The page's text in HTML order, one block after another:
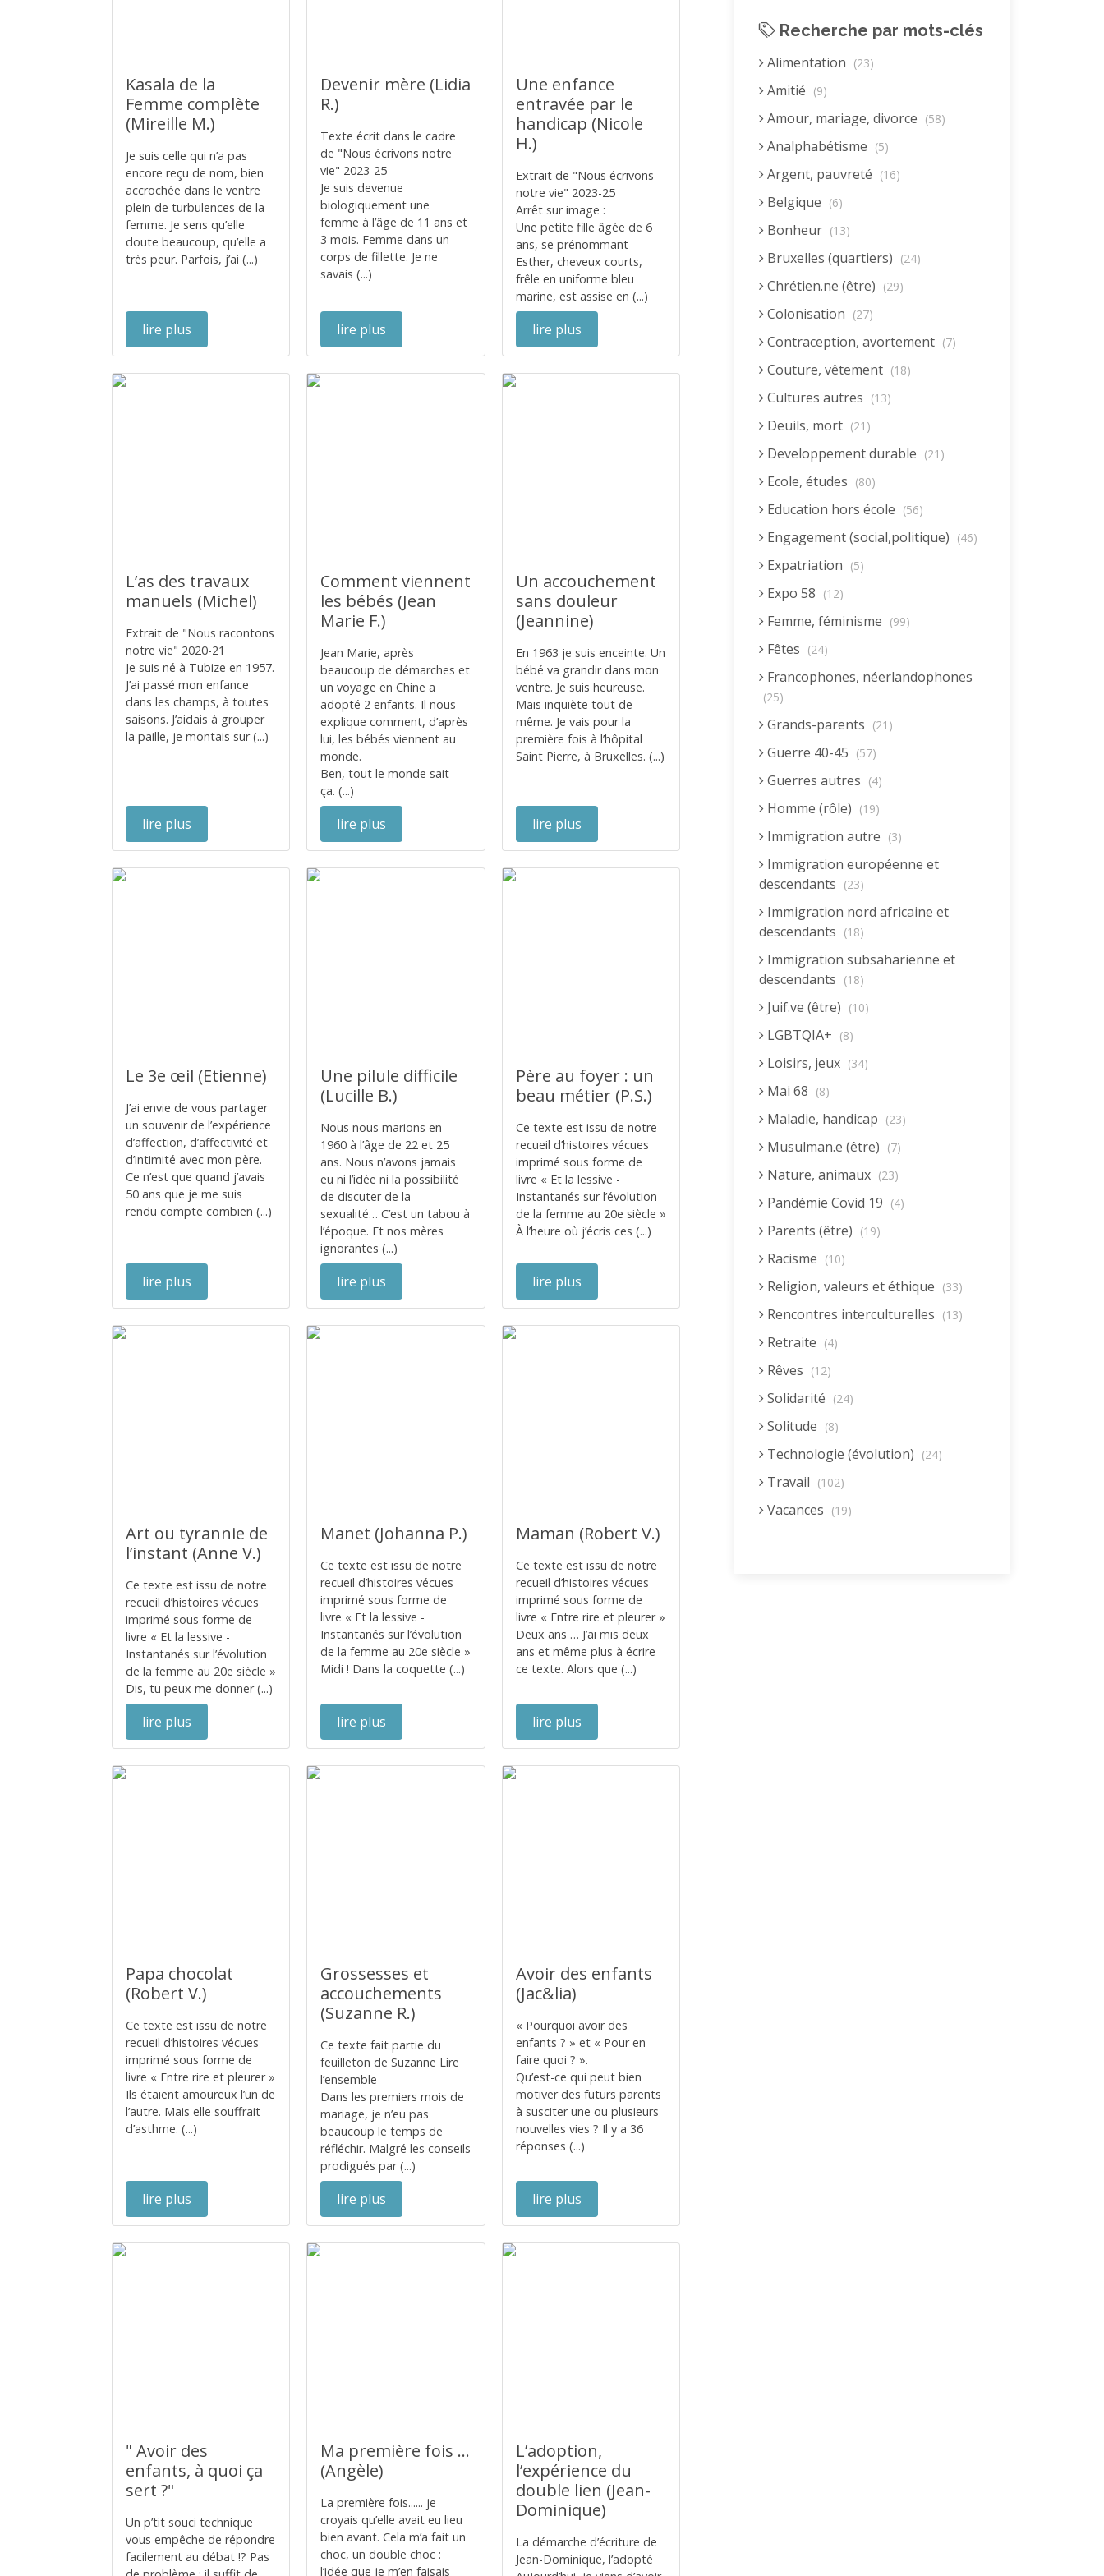
Kasala de la
Femme complète
(Mireille M.)
Je suis celle qui n’a pas
encore reçu de nom, bien
accrochée dans le ventre
plein de turbulences de la
femme. Je sens qu’elle
doute beaucoup, qu’elle a
très peur. Parfois, j’ai (...)
lire plus
Devenir mère (Lidia
R.)
Texte écrit dans le cadre
de "Nous écrivons notre
vie" 2023-25
Je suis devenue
biologiquement une
femme à l’âge de 11 ans et
3 mois. Femme dans un
corps de fillette. Je ne
savais (...)
lire plus
Une enfance
entravée par le
handicap (Nicole
H.)
Extrait de "Nous écrivons
notre vie" 2023-25
Arrêt sur image :
Une petite fille âgée de 6
ans, se prénommant
Esther, cheveux courts,
frêle en uniforme bleu
marine, est assise en (...)
lire plus
L’as des travaux
manuels (Michel)
Extrait de "Nous racontons
notre vie" 2020-21
Je suis né à Tubize en 1957.
J’ai passé mon enfance
dans les champs, à toutes
saisons. J’aidais à grouper
la paille, je montais sur (...)
lire plus
Comment viennent
les bébés (Jean
Marie F.)
Jean Marie, après
beaucoup de démarches et
un voyage en Chine a
adopté 2 enfants. Il nous
explique comment, d’après
lui, les bébés viennent au
monde.
Ben, tout le monde sait
ça. (...)
lire plus
Un accouchement
sans douleur
(Jeannine)
En 1963 je suis enceinte. Un
bébé va grandir dans mon
ventre. Je suis heureuse.
Mais inquiète tout de
même. Je vais pour la
première fois à l’hôpital
Saint Pierre, à Bruxelles. (...)
lire plus
Le 3e œil (Etienne)
J’ai envie de vous partager
un souvenir de l’expérience
d’affection, d’affectivité et
d’intimité avec mon père.
Ce n’est que quand j’avais
50 ans que je me suis
rendu compte combien (...)
lire plus
Une pilule difficile
(Lucille B.)
Nous nous marions en
1960 à l’âge de 22 et 25
ans. Nous n’avons jamais
eu ni l’idée ni la possibilité
de discuter de la
sexualité… C’est un tabou à
l’époque. Et nos mères
ignorantes (...)
lire plus
Père au foyer : un
beau métier (P.S.)
Ce texte est issu de notre
recueil d’histoires vécues
imprimé sous forme de
livre « Et la lessive -
Instantanés sur l’évolution
de la femme au 20e siècle »
À l’heure où j’écris ces (...)
lire plus
Art ou tyrannie de
l’instant (Anne V.)
Ce texte est issu de notre
recueil d’histoires vécues
imprimé sous forme de
livre « Et la lessive -
Instantanés sur l’évolution
de la femme au 20e siècle »
Dis, tu peux me donner (...)
lire plus
Manet (Johanna P.)
Ce texte est issu de notre
recueil d’histoires vécues
imprimé sous forme de
livre « Et la lessive -
Instantanés sur l’évolution
de la femme au 20e siècle »
Midi ! Dans la coquette (...)
lire plus
Maman (Robert V.)
Ce texte est issu de notre
recueil d’histoires vécues
imprimé sous forme de
livre « Entre rire et pleurer »
Deux ans … J’ai mis deux
ans et même plus à écrire
ce texte. Alors que (...)
lire plus
Papa chocolat
(Robert V.)
Ce texte est issu de notre
recueil d’histoires vécues
imprimé sous forme de
livre « Entre rire et pleurer »
Ils étaient amoureux l’un de
l’autre. Mais elle souffrait
d’asthme. (...)
lire plus
Grossesses et
accouchements
(Suzanne R.)
Ce texte fait partie du
feuilleton de Suzanne Lire
l’ensemble
Dans les premiers mois de
mariage, je n’eu pas
beaucoup le temps de
réfléchir. Malgré les conseils
prodigués par (...)
lire plus
Avoir des enfants
(Jac&lia)
« Pourquoi avoir des
enfants ? » et « Pour en
faire quoi ? ».
Qu’est-ce qui peut bien
motiver des futurs parents
à susciter une ou plusieurs
nouvelles vies ? Il y a 36
réponses (...)
lire plus
" Avoir des
enfants, à quoi ça
sert ?"
Un p’tit souci technique
vous empêche de répondre
facilement au débat !? Pas
Ma première fois ...
(Angèle)
La première fois...... je
croyais qu’elle avait eu lieu
bien avant. Cela m’a fait un
choc, un double choc :
l’idée que je m’en faisais
L’adoption,
l’expérience du
double lien (Jean-
Dominique)
La démarche d’écriture de
Jean-Dominique, l’adopté
Recherche par mots-clés
Alimentation (23)
Amitié (9)
Amour, mariage, divorce (58)
Analphabétisme (5)
Argent, pauvreté (16)
Belgique (6)
Bonheur (13)
Bruxelles (quartiers) (24)
Chrétien.ne (être) (29)
Colonisation (27)
Contraception, avortement (7)
Couture, vêtement (18)
Cultures autres (13)
Deuils, mort (21)
Developpement durable (21)
Ecole, études (80)
Education hors école (56)
Engagement (social,politique) (46)
Expatriation (5)
Expo 58 (12)
Femme, féminisme (99)
Fêtes (24)
Francophones, néerlandophones
(25)
Grands-parents (21)
Guerre 40-45 (57)
Guerres autres (4)
Homme (rôle) (19)
Immigration autre (3)
Immigration européenne et
descendants (23)
Immigration nord africaine et
descendants (18)
Immigration subsaharienne et
descendants (18)
Juif.ve (être) (10)
LGBTQIA+ (8)
Loisirs, jeux (34)
Mai 68 (8)
Maladie, handicap (23)
Musulman.e (être) (7)
Nature, animaux (23)
Pandémie Covid 19 (4)
Parents (être) (19)
Racisme (10)
Religion, valeurs et éthique (33)
Rencontres interculturelles (13)
Retraite (4)
Rêves (12)
Solidarité (24)
Solitude (8)
Technologie (évolution) (24)
Travail (102)
Vacances (19)